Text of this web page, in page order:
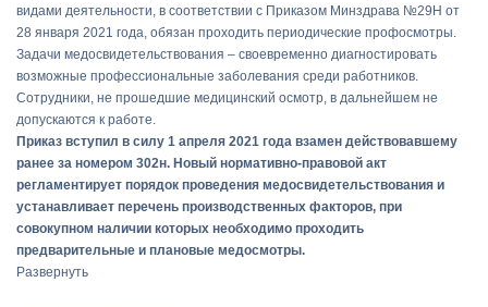
видами деятельности, в соответствии с Приказом Минздрава №29Н от
28 января 2021 года, обязан проходить периодические профосмотры.
Задачи медосвидетельствования – своевременно диагностировать
возможные профессиональные заболевания среди работников.
Сотрудники, не прошедшие медицинский осмотр, в дальнейшем не
допускаются к работе.
Приказ вступил в силу 1 апреля 2021 года взамен действовавшему
ранее за номером 302н. Новый нормативно-правовой акт
регламентирует порядок проведения медосвидетельствования и
устанавливает перечень производственных факторов, при
совокупном наличии которых необходимо проходить
предварительные и плановые медосмотры.
Развернуть